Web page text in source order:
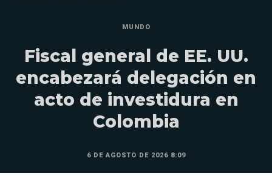
MUNDO
Fiscal general de EE. UU.
encabezará delegación en
acto de investidura en
Colombia
6 DE AGOSTO DE 2026 8:09